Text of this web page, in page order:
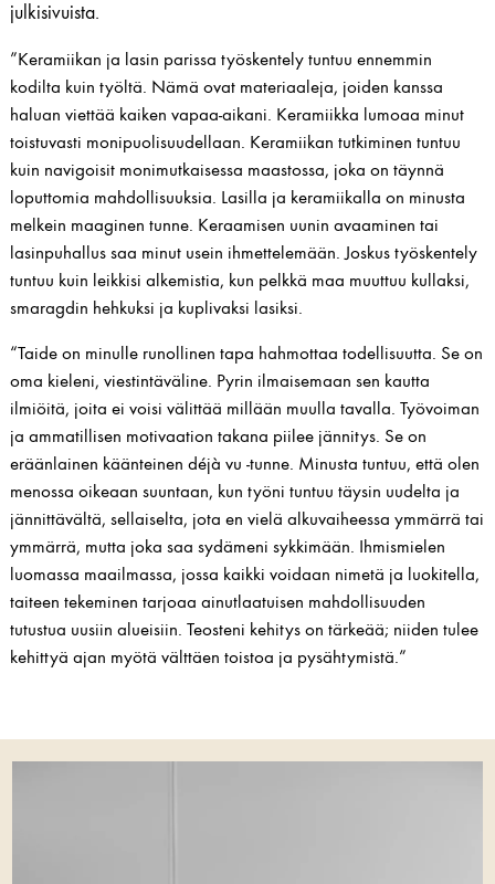
julkisivuista.
”Keramiikan ja lasin parissa työskentely tuntuu ennemmin
kodilta kuin työltä. Nämä ovat materiaaleja, joiden kanssa
haluan viettää kaiken vapaa-aikani. Keramiikka lumoaa minut
toistuvasti monipuolisuudellaan. Keramiikan tutkiminen tuntuu
kuin navigoisit monimutkaisessa maastossa, joka on täynnä
loputtomia mahdollisuuksia. Lasilla ja keramiikalla on minusta
melkein maaginen tunne. Keraamisen uunin avaaminen tai
lasinpuhallus saa minut usein ihmettelemään. Joskus työskentely
tuntuu kuin leikkisi alkemistia, kun pelkkä maa muuttuu kullaksi,
smaragdin hehkuksi ja kuplivaksi lasiksi.
“Taide on minulle runollinen tapa hahmottaa todellisuutta. Se on
oma kieleni, viestintäväline. Pyrin ilmaisemaan sen kautta
ilmiöitä, joita ei voisi välittää millään muulla tavalla. Työvoiman
ja ammatillisen motivaation takana piilee jännitys. Se on
eräänlainen käänteinen déjà vu -tunne. Minusta tuntuu, että olen
menossa oikeaan suuntaan, kun työni tuntuu täysin uudelta ja
jännittävältä, sellaiselta, jota en vielä alkuvaiheessa ymmärrä tai
ymmärrä, mutta joka saa sydämeni sykkimään. Ihmismielen
luomassa maailmassa, jossa kaikki voidaan nimetä ja luokitella,
taiteen tekeminen tarjoaa ainutlaatuisen mahdollisuuden
tutustua uusiin alueisiin. Teosteni kehitys on tärkeää; niiden tulee
kehittyä ajan myötä välttäen toistoa ja pysähtymistä.”